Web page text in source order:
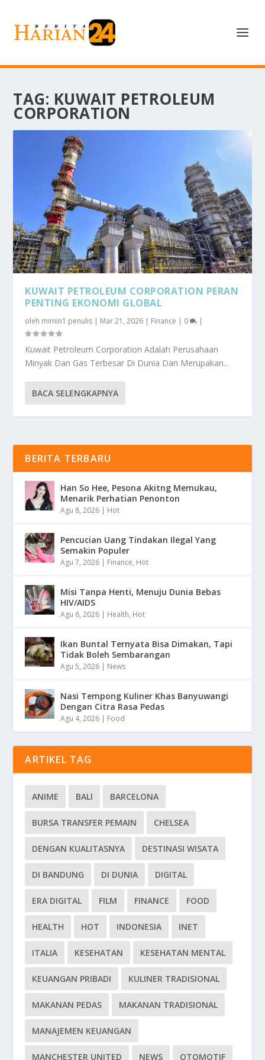
TAG: KUWAIT PETROLEUM
CORPORATION
KUWAIT PETROLEUM CORPORATION PERAN
PENTING EKONOMI GLOBAL
oleh mimin1 penulis | Mar 21, 2026 | Finance | 0 |
Kuwait Petroleum Corporation Adalah Perusahaan
Minyak Dan Gas Terbesar Di Dunia Dan Merupakan...
BACA SELENGKAPNYA
BERITA TERBARU
Han So Hee, Pesona Akitng Memukau,
Menarik Perhatian Penonton
Agu 8, 2026 | Hot
Pencucian Uang Tindakan Ilegal Yang
Semakin Populer
Agu 7, 2026 | Finance, Hot
Misi Tanpa Henti, Menuju Dunia Bebas
HIV/AIDS
Agu 6, 2026 | Health, Hot
Ikan Buntal Ternyata Bisa Dimakan, Tapi
Tidak Boleh Sembarangan
Agu 5, 2026 | News
Nasi Tempong Kuliner Khas Banyuwangi
Dengan Citra Rasa Pedas
Agu 4, 2026 | Food
ARTIKEL TAG
ANIME BALI BARCELONA
BURSA TRANSFER PEMAIN CHELSEA
DENGAN KUALITASNYA DESTINASI WISATA
DI BANDUNG DI DUNIA DIGITAL
ERA DIGITAL FILM FINANCE FOOD
HEALTH HOT INDONESIA INET
ITALIA KESEHATAN KESEHATAN MENTAL
KEUANGAN PRIBADI KULINER TRADISIONAL
MAKANAN PEDAS MAKANAN TRADISIONAL
MANAJEMEN KEUANGAN
MANCHESTER UNITED NEWS OTOMOTIF